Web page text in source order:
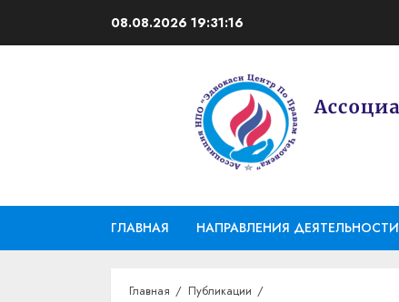
08.08.2026 19:31:17
ГЛАВНАЯ НАПРАВЛЕНИЯ ДЕЯТЕЛЬНОСТИ
Главная Публикации